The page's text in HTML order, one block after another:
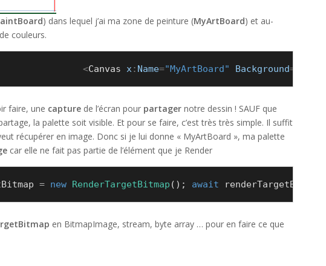
) dans lequel j’ai ma zone de peinture (MyArtBoard) et au-
couleurs.
<Canvas x: Name="MyArtBoard" Background=
faire, une capturede l’écran pour partager notre dessin ! SAUF que
la palette soit visible. Et pour se faire, c’est très très simple. Il suffit
récupérer en image. Donc si je lui donne « MyArtBoard », ma palette
car elle ne fait pas partie de l’élément que je Render
= new RenderTargetBitmap (); await renderTargetBitmap
en BitmapImage, stream, byte array … pour en faire ce que